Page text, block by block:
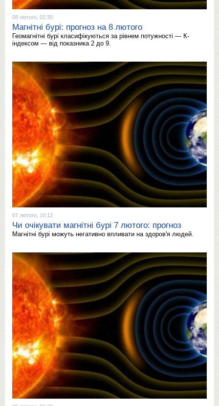
08 лютого, 01:30
Магнітні бурі: прогноз на 8 лютого
Геомагнітні бурі класифікуються за рівнем потужності — К-
індексом — від показника 2 до 9.
07 лютого, 10:12
Чи очікувати магнітні бурі 7 лютого: прогноз
Магнітні бурі можуть негативно впливати на здоров'я людей.